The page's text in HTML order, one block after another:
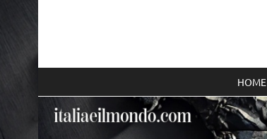
HOME